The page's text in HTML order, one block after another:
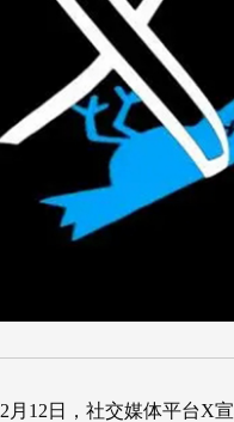
月12日，社交媒体平台X